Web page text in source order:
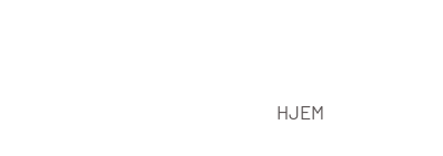
HJEM